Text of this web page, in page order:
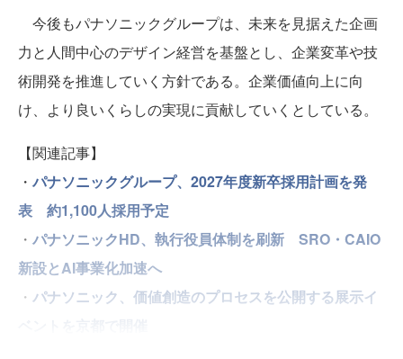
今後もパナソニックグループは、未来を見据えた企画
力と人間中心のデザイン経営を基盤とし、企業変革や技
術開発を推進していく方針である。企業価値向上に向
け、より良いくらしの実現に貢献していくとしている。
【関連記事】
・ パナソニックグループ、2027年度新卒採用計画を発
表 約1,100人採用予定
・ パナソニックHD、執行役員体制を刷新 SRO・CAIO
新設とAI事業化加速へ
・ パナソニック、価値創造のプロセスを公開する展示イ